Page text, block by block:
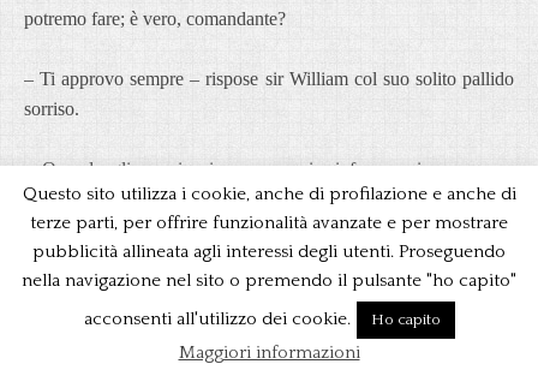
potremo fare; è vero, comandante?
– Ti approvo sempre – rispose sir William col suo solito pallido
sorriso.
– Quando gli americani saranno qui, ci faremo riconoscere e
spero che non ci pianteranno nel petto le loro baionette. Ma voi,
comandante, siete armato d’una magnifica sbarra di ferro che
deve pesare non meno di quaranta chilogrammi. Se i primi
arrivati non vorranno intendere ragione, li metterò a posto con
quel bastoncino.
Questo sito utilizza i cookie, anche di profilazione e anche di
terze parti, per offrire funzionalità avanzate e per mostrare
pubblicità allineata agli interessi degli utenti. Proseguendo
nella navigazione nel sito o premendo il pulsante "ho capito"
acconsenti all'utilizzo dei cookie.
Ho capito
Maggiori informazioni